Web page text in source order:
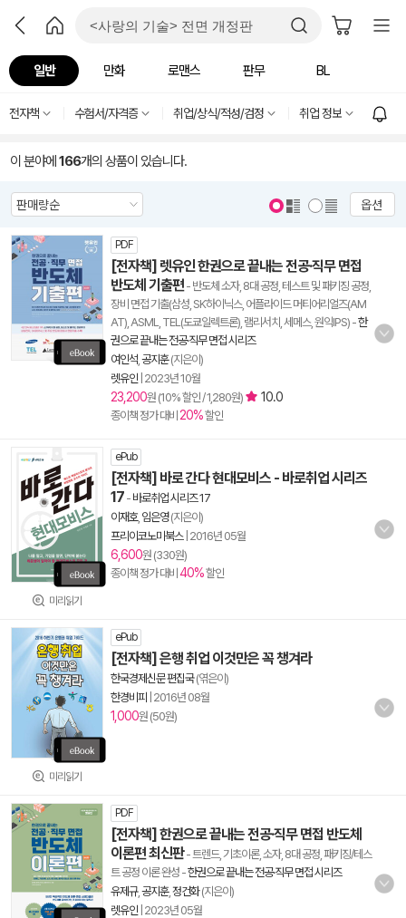
일반 만화 로맨스 판무 BL
전자책 수험서/자격증 취업/상식/적성/검정 취업 정보
이 분야에 166개의 상품이 있습니다.
옵션
PDF
[전자책] 렛유인 한권으로 끝내는 전공·직무 면접
반도체 기출편 - 반도체 소자, 8대 공정, 테스트 및 패키징 공정,
장비 면접 기출(삼성, SK하이닉스, 어플라이드 머티어리얼즈(AM
AT), ASML, TEL(도쿄일렉트론), 램리서치, 세메스, 원익IPS) -한
권으로 끝내는 전공·직무 면접 시리즈
여인석 공지훈(지은이)
렛유인 2023년 10월
23,200원 (10% 할인 / 1,280원) 10.0
종이책 정가 대비 20%할인
미리읽기
ePub
[전자책] 바로 간다 현대모비스 - 바로취업 시리즈
17 - 바로취업 시리즈 17
이재호, 임은영(지은이)
프리이코노미북스| 2016년 05월
6,600원 (330원)
종이책 정가 대비 40%할인
미리읽기
ePub
[전자책] 은행 취업 이것만은 꼭 챙겨라
한국경제신문 편집국(엮은이)
한경비피
2016년 08월
1,000원 (50원)
PDF
[전자책] 한권으로 끝내는 전공·직무 면접 반도체
이론편 최신판- 트렌드, 기초이론, 소자, 8대 공정, 패키징/테스
트 공정 이론 완성 -한권으로 끝내는 전공·직무 면접 시리즈
유제규, 공지훈, 정건화(지은이)
렛유인 2023년 05월